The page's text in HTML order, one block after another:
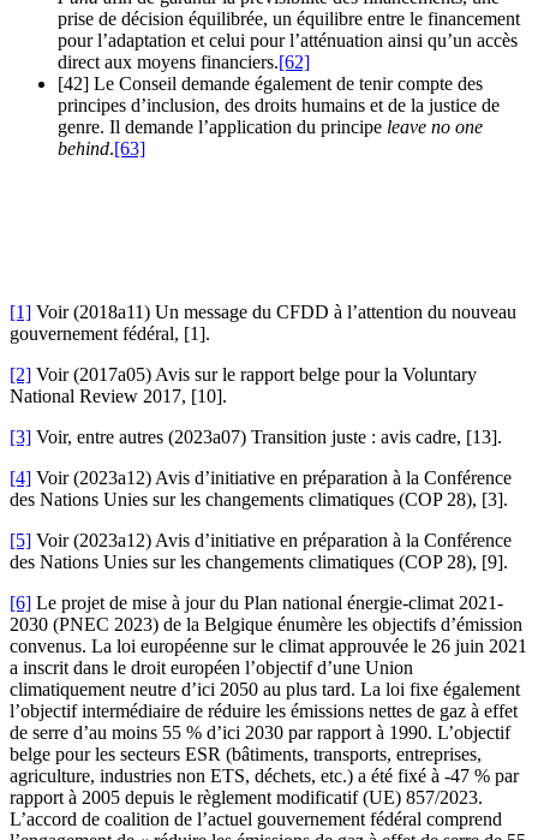
prise de décision équilibrée, un équilibre entre le financement
pour l’adaptation et celui pour l’atténuation ainsi qu’un accès
direct aux moyens financiers.[62]
[42] Le Conseil demande également de tenir compte des
principes d’inclusion, des droits humains et de la justice de
genre. Il demande l’application du principe leave no one
behind.[63]
[1] Voir (2018a11) Un message du CFDD à l’attention du nouveau
gouvernement fédéral, [1].
[2] Voir (2017a05) Avis sur le rapport belge pour la Voluntary
National Review 2017, [10].
[3] Voir, entre autres (2023a07) Transition juste : avis cadre, [13].
[4] Voir (2023a12) Avis d’initiative en préparation à la Conférence
des Nations Unies sur les changements climatiques (COP 28), [3].
[5] Voir (2023a12) Avis d’initiative en préparation à la Conférence
des Nations Unies sur les changements climatiques (COP 28), [9].
[6] Le projet de mise à jour du Plan national énergie-climat 2021-
2030 (PNEC 2023) de la Belgique énumère les objectifs d’émission
convenus. La loi européenne sur le climat approuvée le 26 juin 2021
a inscrit dans le droit européen l’objectif d’une Union
climatiquement neutre d’ici 2050 au plus tard. La loi fixe également
l’objectif intermédiaire de réduire les émissions nettes de gaz à effet
de serre d’au moins 55 % d’ici 2030 par rapport à 1990. L’objectif
belge pour les secteurs ESR (bâtiments, transports, entreprises,
agriculture, industries non ETS, déchets, etc.) a été fixé à -47 % par
rapport à 2005 depuis le règlement modificatif (UE) 857/2023.
L’accord de coalition de l’actuel gouvernement fédéral comprend